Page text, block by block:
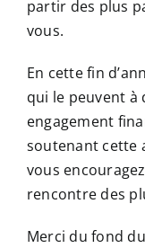
partir des plus
vous.
En cette fin
qui le peuvent
engagement
soutenant cette
vous
rencontre des
Merci du fond